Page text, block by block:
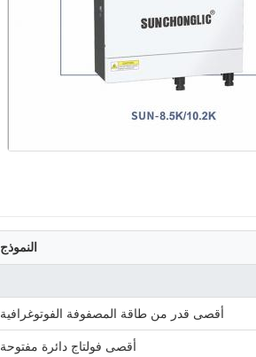
النموذج
أقصى قدر من طاقة المصفوفة الفوتوغرافية
أقصى فولتاج دائرة مفتوحة